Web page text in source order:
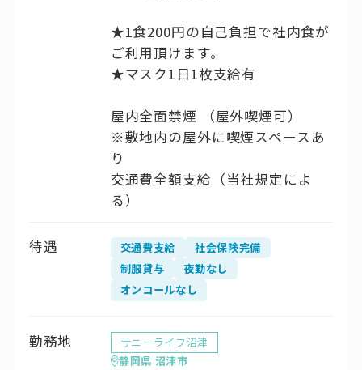
★1食200円の自己負担で社内食が
ご利用頂けます。
★マスク1日1枚支給有
屋内全面禁煙 （屋外喫煙可）
※敷地内の屋外に喫煙スペースあ
り
交通費全額支給（当社規定によ
る）
待遇 交通費支給
社会保険完備
制服貸与
夜勤なし
オンコールなし
勤務地
サニーライフ沼津
静岡県 沼津市